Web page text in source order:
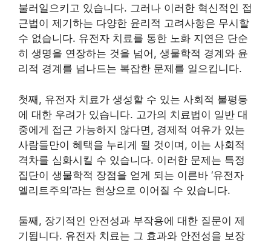
불러일으키고 있습니다. 그러나 이러한 혁신적인 접
근법이 제기하는 다양한 윤리적 고려사항은 무시할
수 없습니다. 유전자 치료를 통한 노화 지연은 단순
히 생명을 연장하는 것을 넘어, 생물학적 경계와 윤
리적 경계를 넘나드는 복잡한 문제를 일으킵니다.
첫째, 유전자 치료가 생성할 수 있는 사회적 불평등
에 대한 우려가 있습니다. 고가의 치료법이 일반 대
중에게 접근 가능하지 않다면, 경제적 여유가 있는
사람들만이 혜택을 누리게 될 것이며, 이는 사회적
격차를 심화시킬 수 있습니다. 이러한 문제는 특정
집단이 생물학적 장점을 얻게 되는 이른바 ‘유전자
엘리트주의’라는 현상으로 이어질 수 있습니다.
둘째, 장기적인 안전성과 부작용에 대한 질문이 제
기됩니다. 유전자 치료는 그 효과와 안전성을 보장